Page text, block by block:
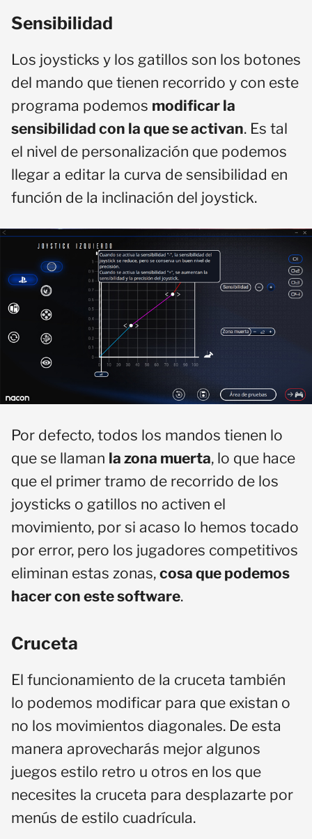
Sensibilidad
Los joysticks y los gatillos son los botones
del mando que tienen recorrido y con este
programa podemos modificar la
sensibilidad con la que se activan. Es tal
el nivel de personalización que podemos
llegar a editar la curva de sensibilidad en
función de la inclinación del joystick.
Por defecto, todos los mandos tienen lo
que se llaman la zona muerta, lo que hace
que el primer tramo de recorrido de los
joysticks o gatillos no activen el
movimiento, por si acaso lo hemos tocado
por error, pero los jugadores competitivos
eliminan estas zonas, cosa que podemos
hacer con este software.
Cruceta
El funcionamiento de la cruceta también
lo podemos modificar para que existan o
no los movimientos diagonales. De esta
manera aprovecharás mejor algunos
juegos estilo retro u otros en los que
necesites la cruceta para desplazarte por
menús de estilo cuadrícula.